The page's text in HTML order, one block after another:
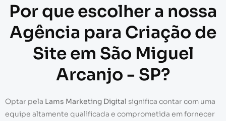
Por que escolher a nossa
Agência para Criação de
Site em São Miguel
Arcanjo - SP?
Optar pela Lams Marketing Digital significa contar com uma
equipe altamente qualificada e comprometida em fornecer